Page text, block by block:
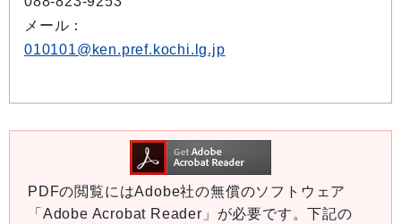
メール：
010101@ken.pref.kochi.lg.jp
PDFの閲覧にはAdobe社の無償のソフトウェア
「Adobe Acrobat Reader」が必要です。下記の